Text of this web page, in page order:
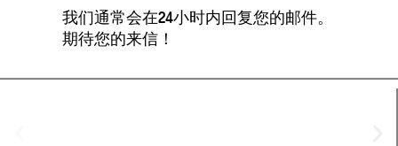
我们通常会在24小时内回复您的邮件。
期待您的来信！